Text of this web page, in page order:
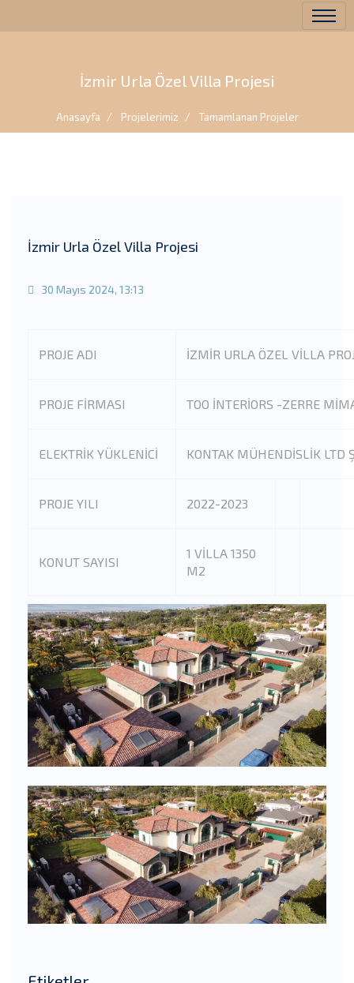
İzmir Urla Özel Villa Projesi
Anasayfa Projelerimiz Tamamlanan Projeler
İzmir Urla Özel Villa Projesi
30 Mayıs 2024, 13:13
PROJE ADI İZMİR URLA ÖZEL VİLLA
PROJE FİRMASI TOO İNTERİORS -ZERRE
ELEKTRİK YÜKLENİCİ KONTAK MÜHENDİSLİK LTD
PROJE YILI 2022-2023
KONUT SAYISI
1 VİLLA 1350
M2